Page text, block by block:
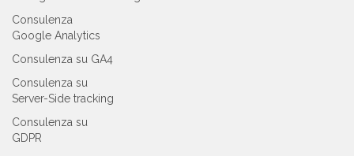
Consulenza
Google Analytics
Consulenza su GA4
Consulenza su
Server-Side tracking
Consulenza su
GDPR